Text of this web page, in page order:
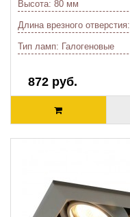
Высота: 80 мм
Длина врезного отверстия:
Тип ламп: Галогеновые
872 руб.